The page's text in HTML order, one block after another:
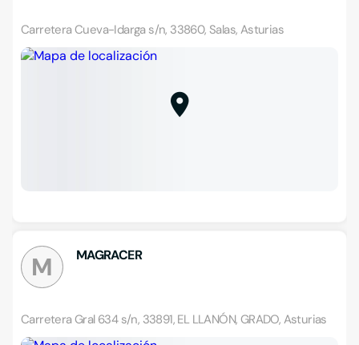
Carretera Cueva-Idarga s/n, 33860, Salas, Asturias
M MAGRACER
Carretera Gral 634 s/n, 33891, EL LLANÓN, GRADO, Asturias